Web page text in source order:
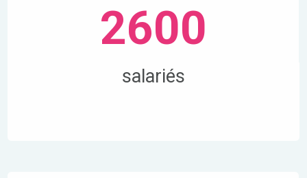
2600
salariés